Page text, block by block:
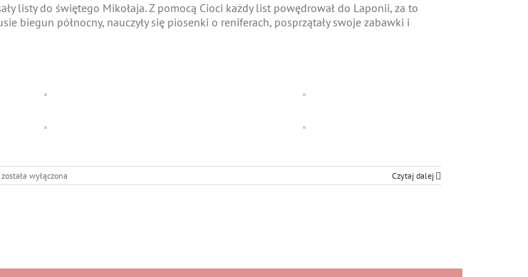
listy do świętego Mikołaja. Z pomocą Cioci każdy list powędrował do Laponii, za to
biegun północny, nauczyły się piosenki o reniferach, posprzątały swoje zabawki i
Święta
w
Mikołaja.
została wyłączona Czytaj dalej